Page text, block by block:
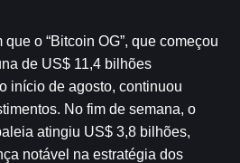
que o “Bitcoin OG”, que começou
de US$ 11,4 bilhões
início de agosto, continuou
No fim de semana, o
atingiu US$ 3,8 bilhões,
notável na estratégia dos